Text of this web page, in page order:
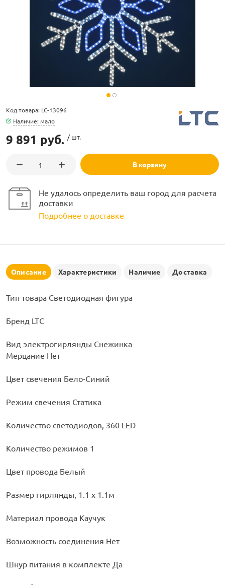
LED
Код товара: LC-13096
Наличие: мало
9 891 руб. / шт.
В корзину
Не удалось определить ваш город для расчета
доставки
Подробнее о доставке
Описание Характеристики Наличие Доставка
Тип товара Светодиодная фигура
Бренд LTC
Вид электрогирлянды Снежинка
Мерцание Нет
Цвет свечения Бело-Синий
Режим свечения Статика
Количество светодиодов, 360 LED
Количество режимов 1
Цвет провода Белый
Размер гирлянды, 1.1 х 1.1м
Материал провода Каучук
Возможность соединения Нет
Шнур питания в комплекте Да